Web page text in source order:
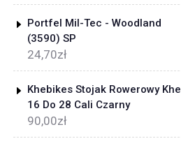
Portfel Mil-Tec - Woodland
(3590) SP
24,70zł
Khebikes Stojak Rowerowy Khe
16 Do 28 Cali Czarny
90,00zł